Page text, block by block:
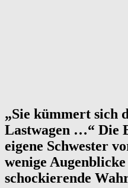
„Sie kümmert sich
Lastwagen …“ Die
eigene Schwester
wenige
schockierende